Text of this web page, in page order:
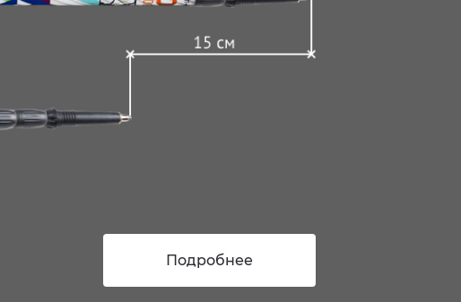
Подробнее